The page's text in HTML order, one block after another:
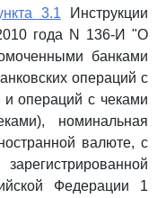
3.1 Инструкции
года N 136-И "О
банками
операций с
операций с чеками
номинальная
валюте, с
Федерации 1